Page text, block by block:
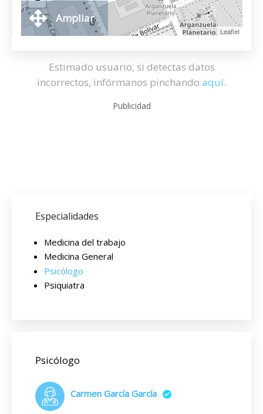
Leaflet
Ampliar
Estimado usuario, si detectas datos
incorrectos, infórmanos pinchando aquí.
Publicidad
Especialidades
Medicina del trabajo
Medicina General
Psicólogo
Psiquiatra
Psicólogo
Carmen García García